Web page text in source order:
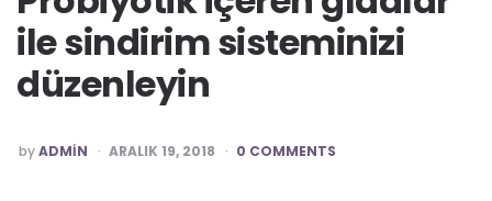
ile sindirim sisteminizi
düzenleyin
POSTED
byADMIN ARALIK 19, 2018 0 COMMENTS